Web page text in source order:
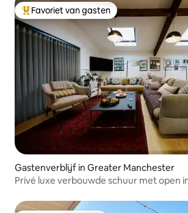
Topfavoriet van gasten
Favoriet van gasten
Gastenverblijf in Greater Manchester
Privé luxe verbouwde schuur met open